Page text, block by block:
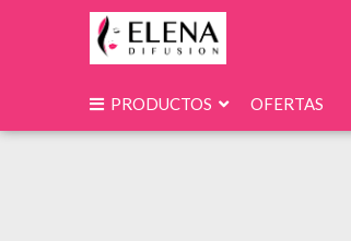
PRODUCTOS OFERTAS